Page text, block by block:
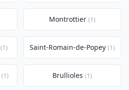
Montrottier (1)
(1) Saint-Romain-de-Popey (1)
(1) Brullioles (1)